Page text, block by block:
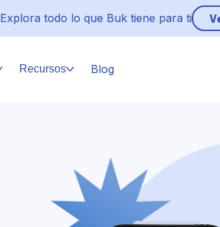
Explora todo lo que Buk tiene para ti
Recursos Blog